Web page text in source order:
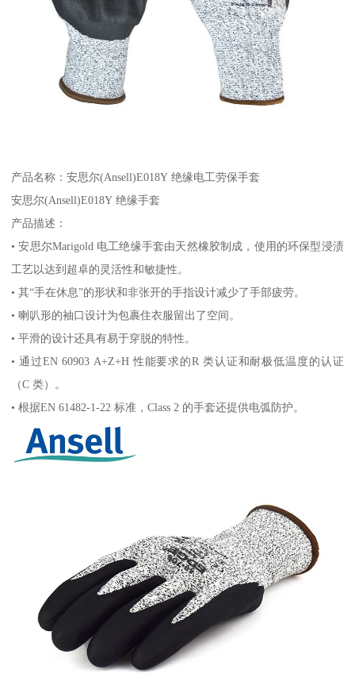
产品名称：安思尔(Ansell)E018Y 绝缘电工劳保手套
安思尔(Ansell)E018Y 绝缘手套
产品描述：
• 安思尔Marigold 电工绝缘手套由天然橡胶制成，使用的环保型浸渍
工艺以达到超卓的灵活性和敏捷性。
• 其“手在休息”的形状和非张开的手指设计减少了手部疲劳。
• 喇叭形的袖口设计为包裹住衣服留出了空间。
• 平滑的设计还具有易于穿脱的特性。
• 通过EN 60903 A+Z+H 性能要求的R 类认证和耐极低温度的认证
（C 类）。
• 根据EN 61482-1-22 标准，Class 2 的手套还提供电弧防护。